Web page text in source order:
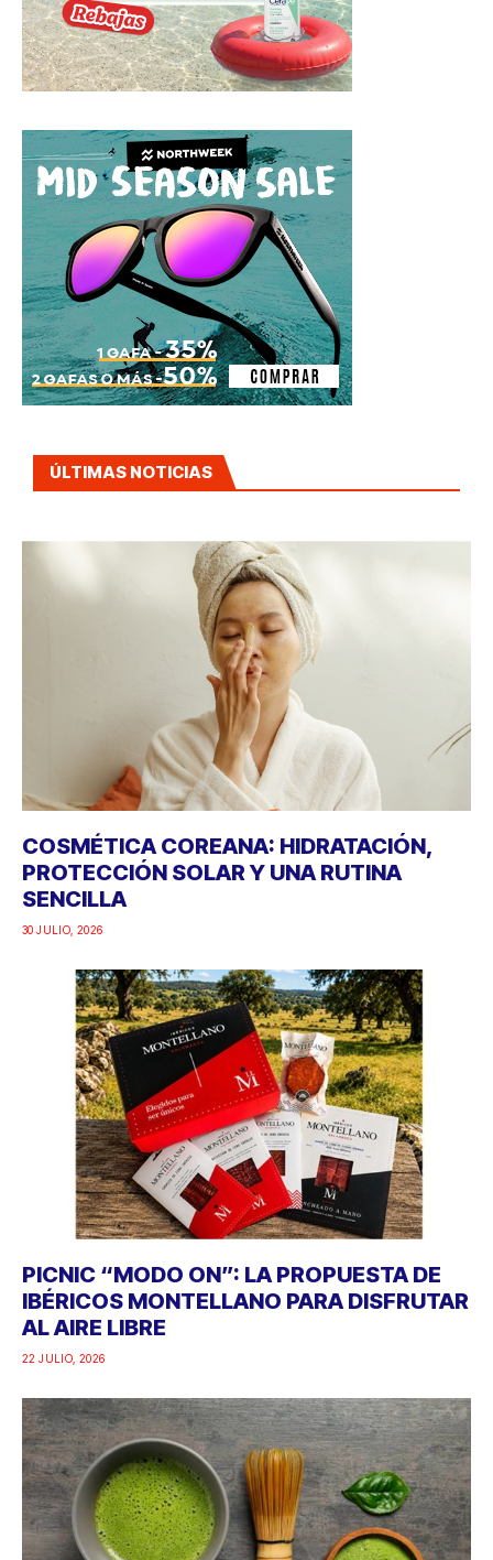
ÚLTIMAS NOTICIAS
COSMÉTICA COREANA: HIDRATACIÓN,
PROTECCIÓN SOLAR Y UNA RUTINA
SENCILLA
30 JULIO, 2026
PICNIC “MODO ON”: LA PROPUESTA DE
IBÉRICOS MONTELLANO PARA DISFRUTAR
AL AIRE LIBRE
22 JULIO, 2026